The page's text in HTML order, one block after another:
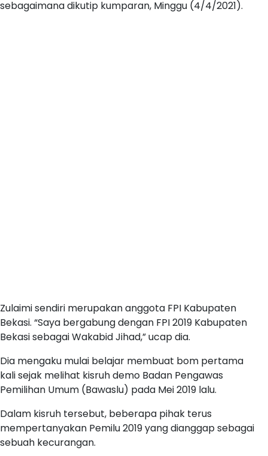
sebagaimana dikutip kumparan, Minggu (4/4/2021).
Zulaimi sendiri merupakan anggota FPI Kabupaten
Bekasi. “Saya bergabung dengan FPI 2019 Kabupaten
Bekasi sebagai Wakabid Jihad,” ucap dia.
Dia mengaku mulai belajar membuat bom pertama
kali sejak melihat kisruh demo Badan Pengawas
Pemilihan Umum (Bawaslu) pada Mei 2019 lalu.
Dalam kisruh tersebut, beberapa pihak terus
mempertanyakan Pemilu 2019 yang dianggap sebagai
sebuah kecurangan.